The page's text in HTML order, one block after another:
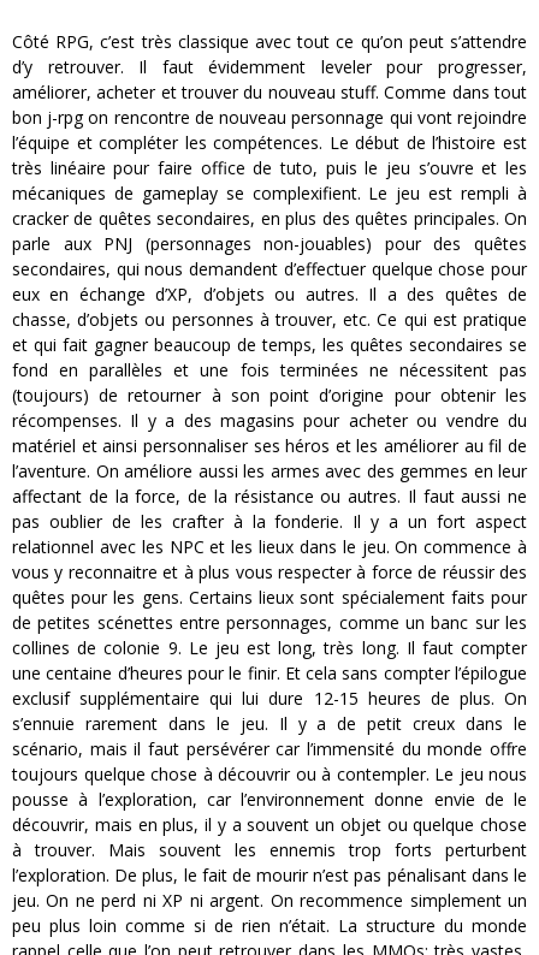
Côté RPG, c’est très classique avec tout ce qu’on peut s’attendre
d’y retrouver. Il faut évidemment leveler pour progresser,
améliorer, acheter et trouver du nouveau stuff. Comme dans tout
bon j-rpg on rencontre de nouveau personnage qui vont rejoindre
l’équipe et compléter les compétences. Le début de l’histoire est
très linéaire pour faire office de tuto, puis le jeu s’ouvre et les
mécaniques de gameplay se complexifient. Le jeu est rempli à
cracker de quêtes secondaires, en plus des quêtes principales. On
parle aux PNJ (personnages non-jouables) pour des quêtes
secondaires, qui nous demandent d’effectuer quelque chose pour
eux en échange d’XP, d’objets ou autres. Il a des quêtes de
chasse, d’objets ou personnes à trouver, etc. Ce qui est pratique
et qui fait gagner beaucoup de temps, les quêtes secondaires se
fond en parallèles et une fois terminées ne nécessitent pas
(toujours) de retourner à son point d’origine pour obtenir les
récompenses. Il y a des magasins pour acheter ou vendre du
matériel et ainsi personnaliser ses héros et les améliorer au fil de
l’aventure. On améliore aussi les armes avec des gemmes en leur
affectant de la force, de la résistance ou autres. Il faut aussi ne
pas oublier de les crafter à la fonderie. Il y a un fort aspect
relationnel avec les NPC et les lieux dans le jeu. On commence à
vous y reconnaitre et à plus vous respecter à force de réussir des
quêtes pour les gens. Certains lieux sont spécialement faits pour
de petites scénettes entre personnages, comme un banc sur les
collines de colonie 9. Le jeu est long, très long. Il faut compter
une centaine d’heures pour le finir. Et cela sans compter l’épilogue
exclusif supplémentaire qui lui dure 12-15 heures de plus. On
s’ennuie rarement dans le jeu. Il y a de petit creux dans le
scénario, mais il faut persévérer car l’immensité du monde offre
toujours quelque chose à découvrir ou à contempler. Le jeu nous
pousse à l’exploration, car l’environnement donne envie de le
découvrir, mais en plus, il y a souvent un objet ou quelque chose
à trouver. Mais souvent les ennemis trop forts perturbent
l’exploration. De plus, le fait de mourir n’est pas pénalisant dans le
jeu. On ne perd ni XP ni argent. On recommence simplement un
peu plus loin comme si de rien n’était. La structure du monde